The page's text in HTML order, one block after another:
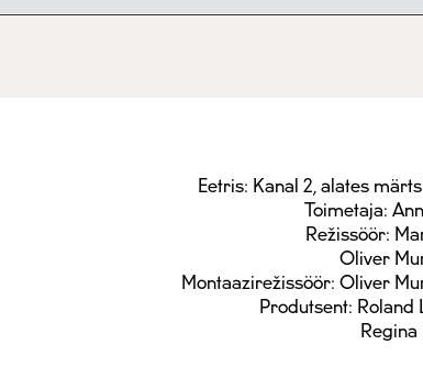
Eetris: Kanal 2, alates
Toimetaja:
Režissöör:
Oliver
Montaazirežissöör: Oliver
Produtsent: Roland
Regina